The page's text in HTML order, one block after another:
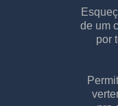
de um
por
[a